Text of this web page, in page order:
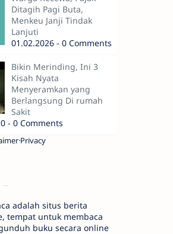
Ditagih Pagi Buta,
Menkeu Janji Tindak
Lanjuti
01.02.2026 - 0 Comments
Bikin Merinding, Ini 3
Kisah Nyata
Menyeramkan yang
Berlangsung Di rumah
Sakit
- 0 Comments
Privacy
adalah situs berita
tempat untuk membaca
buku secara online